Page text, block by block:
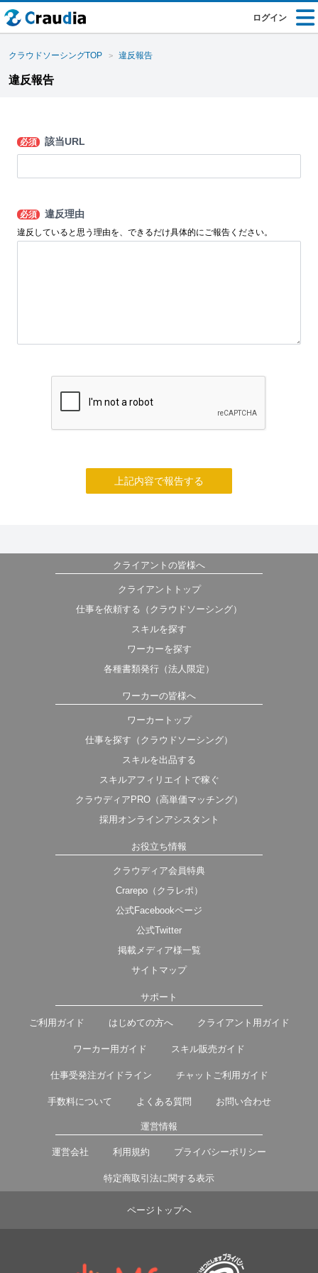
ログイン
クラウドソーシングTOP 違反報告
違反報告
必須 該当URL
必須 違反理由
違反していると思う理由を、できるだけ具体的にご報告ください。
上記内容で報告する
クライアントの皆様へ
クライアントトップ
仕事を依頼する（クラウドソーシング）
スキルを探す
ワーカーを探す
各種書類発行（法人限定）
ワーカーの皆様へ
ワーカートップ
仕事を探す（クラウドソーシング）
スキルを出品する
スキルアフィリエイトで稼ぐ
クラウディアPRO（高単価マッチング）
採用オンラインアシスタント
お役立ち情報
クラウディア会員特典
Crarepo（クラレポ）
公式Facebookページ
公式Twitter
掲載メディア様一覧
サイトマップ
サポート
ご利用ガイド はじめての方へ クライアント用ガイド
ワーカー用ガイド スキル販売ガイド
仕事受発注ガイドライン チャットご利用ガイド
手数料について よくある質問 お問い合わせ
運営情報
運営会社 利用規約 プライバシーポリシー
特定商取引法に関する表示
ページトップヘ